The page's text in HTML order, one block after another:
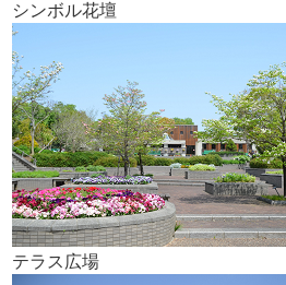
シンボル花壇
テラス広場